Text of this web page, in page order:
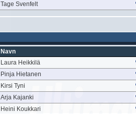
Tage Svenfelt
Navn
Laura Heikkilä
Pinja Hietanen
Kirsi Tyni
Arja Kajanki
Heini Koukkari